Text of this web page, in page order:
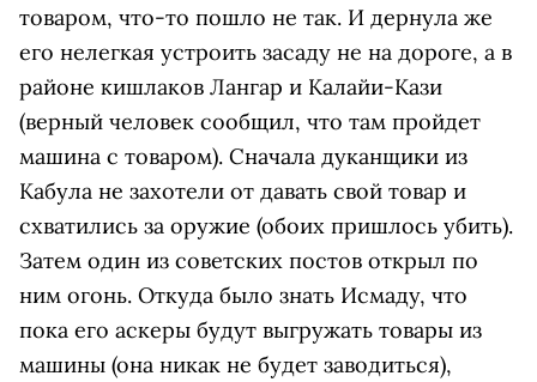
товаром, что-то пошло не так. И дернула же
его нелегкая устроить засаду не на дороге, а в
районе кишлаков Лангар и Калайи-Кази
(верный человек сообщил, что там пройдет
машина с товаром). Сначала дуканщики из
Кабула не захотели от давать свой товар и
схватились за оружие (обоих пришлось убить).
Затем один из советских постов открыл по
ним огонь. Откуда было знать Исмаду, что
пока его аскеры будут выгружать товары из
машины (она никак не будет заводиться),